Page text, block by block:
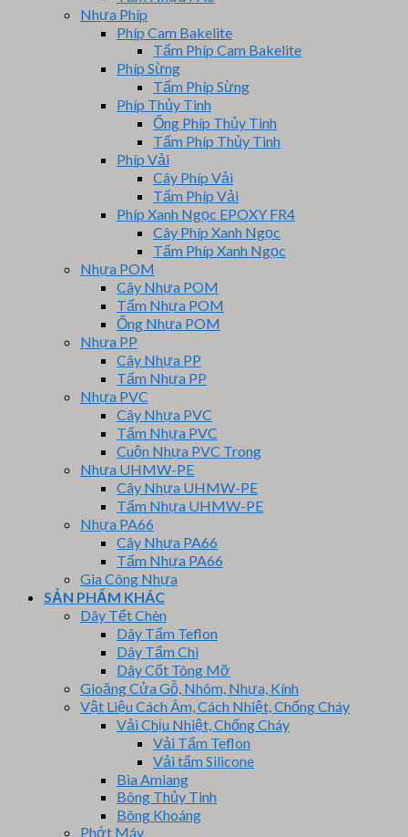
Nhựa Phíp
Phíp Cam Bakelite
Tấm Phíp Cam Bakelite
Phíp Sừng
Tấm Phíp Sừng
Phíp Thủy Tinh
Ống Phíp Thủy Tinh
Tấm Phíp Thủy Tinh
Phíp Vải
Cây Phíp Vải
Tấm Phíp Vải
Phíp Xanh Ngọc EPOXY FR4
Cây Phíp Xanh Ngọc
Tấm Phíp Xanh Ngọc
Nhựa POM
Cây Nhựa POM
Tấm Nhựa POM
Ống Nhựa POM
Nhựa PP
Cây Nhựa PP
Tấm Nhựa PP
Nhựa PVC
Cây Nhựa PVC
Tấm Nhựa PVC
Cuộn Nhựa PVC Trong
Nhựa UHMW-PE
Cây Nhựa UHMW-PE
Tấm Nhựa UHMW-PE
Nhựa PA66
Cây Nhựa PA66
Tấm Nhựa PA66
Gia Công Nhựa
SẢN PHẨM KHÁC
Dây Tết Chèn
Dây Tẩm Teflon
Dây Tẩm Chì
Dây Cốt Tông Mỡ
Gioăng Cửa Gỗ, Nhôm, Nhựa, Kính
Vật Liệu Cách Âm, Cách Nhiệt, Chống Cháy
Vải Chịu Nhiệt, Chống Cháy
Vải Tẩm Teflon
Vải tẩm Silicone
Bìa Amiang
Bông Thủy Tinh
Bông Khoáng
Phớt Máy